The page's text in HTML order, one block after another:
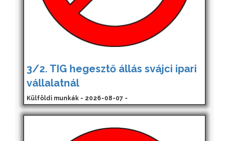
3/2. TIG hegesztő állás svájci ipari
vállalatnál
Külföldi munkák - 2026-08-07 -